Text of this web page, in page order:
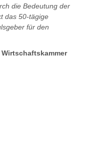
die Bedeutung der
das 50-tägige
für den